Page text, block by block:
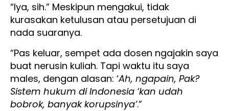
“Iya, sih.” Meskipun mengakui, tidak
kurasakan ketulusan atau persetujuan di
nada suaranya.
“Pas keluar, sempet ada dosen ngajakin saya
buat nerusin kuliah. Tapi waktu itu saya
males, dengan alasan: ‘Ah, ngapain, Pak?
Sistem hukum di Indonesia ‘kan udah
bobrok, banyak korupsinya’.”